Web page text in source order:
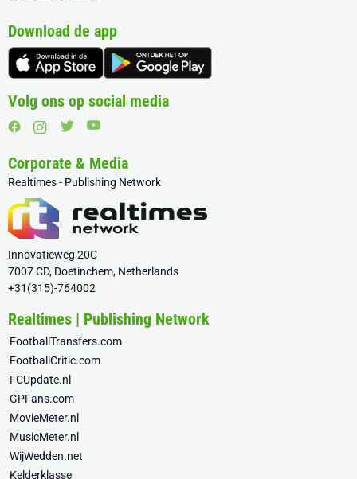
Download de app
Volg ons op social media
Corporate & Media
Realtimes - Publishing Network
Innovatieweg 20C
7007 CD, Doetinchem, Netherlands
+31(315)-764002
Realtimes | Publishing Network
FootballTransfers.com
FootballCritic.com
FCUpdate.nl
GPFans.com
MovieMeter.nl
MusicMeter.nl
WijWedden.net
Kelderklasse